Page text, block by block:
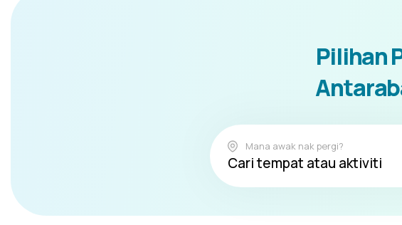
Pilihan
Mana awak nak pergi?
Cari tempat atau aktiviti